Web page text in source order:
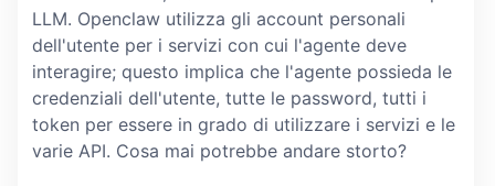
LLM. Openclaw utilizza gli account personali
dell'utente per i servizi con cui l'agente deve
interagire; questo implica che l'agente possieda le
credenziali dell'utente, tutte le password, tutti i
token per essere in grado di utilizzare i servizi e le
varie API. Cosa mai potrebbe andare storto?